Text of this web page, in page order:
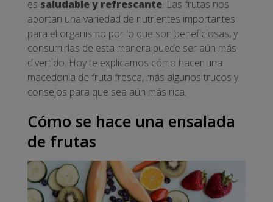
es saludable y refrescante. Las frutas nos
aportan una variedad de nutrientes importantes
para el organismo por lo que son beneficiosas, y
consumirlas de esta manera puede ser aún más
divertido. Hoy te explicamos cómo hacer una
macedonia de fruta fresca, más algunos trucos y
consejos para que sea aún más rica.
Cómo se hace una ensalada
de frutas